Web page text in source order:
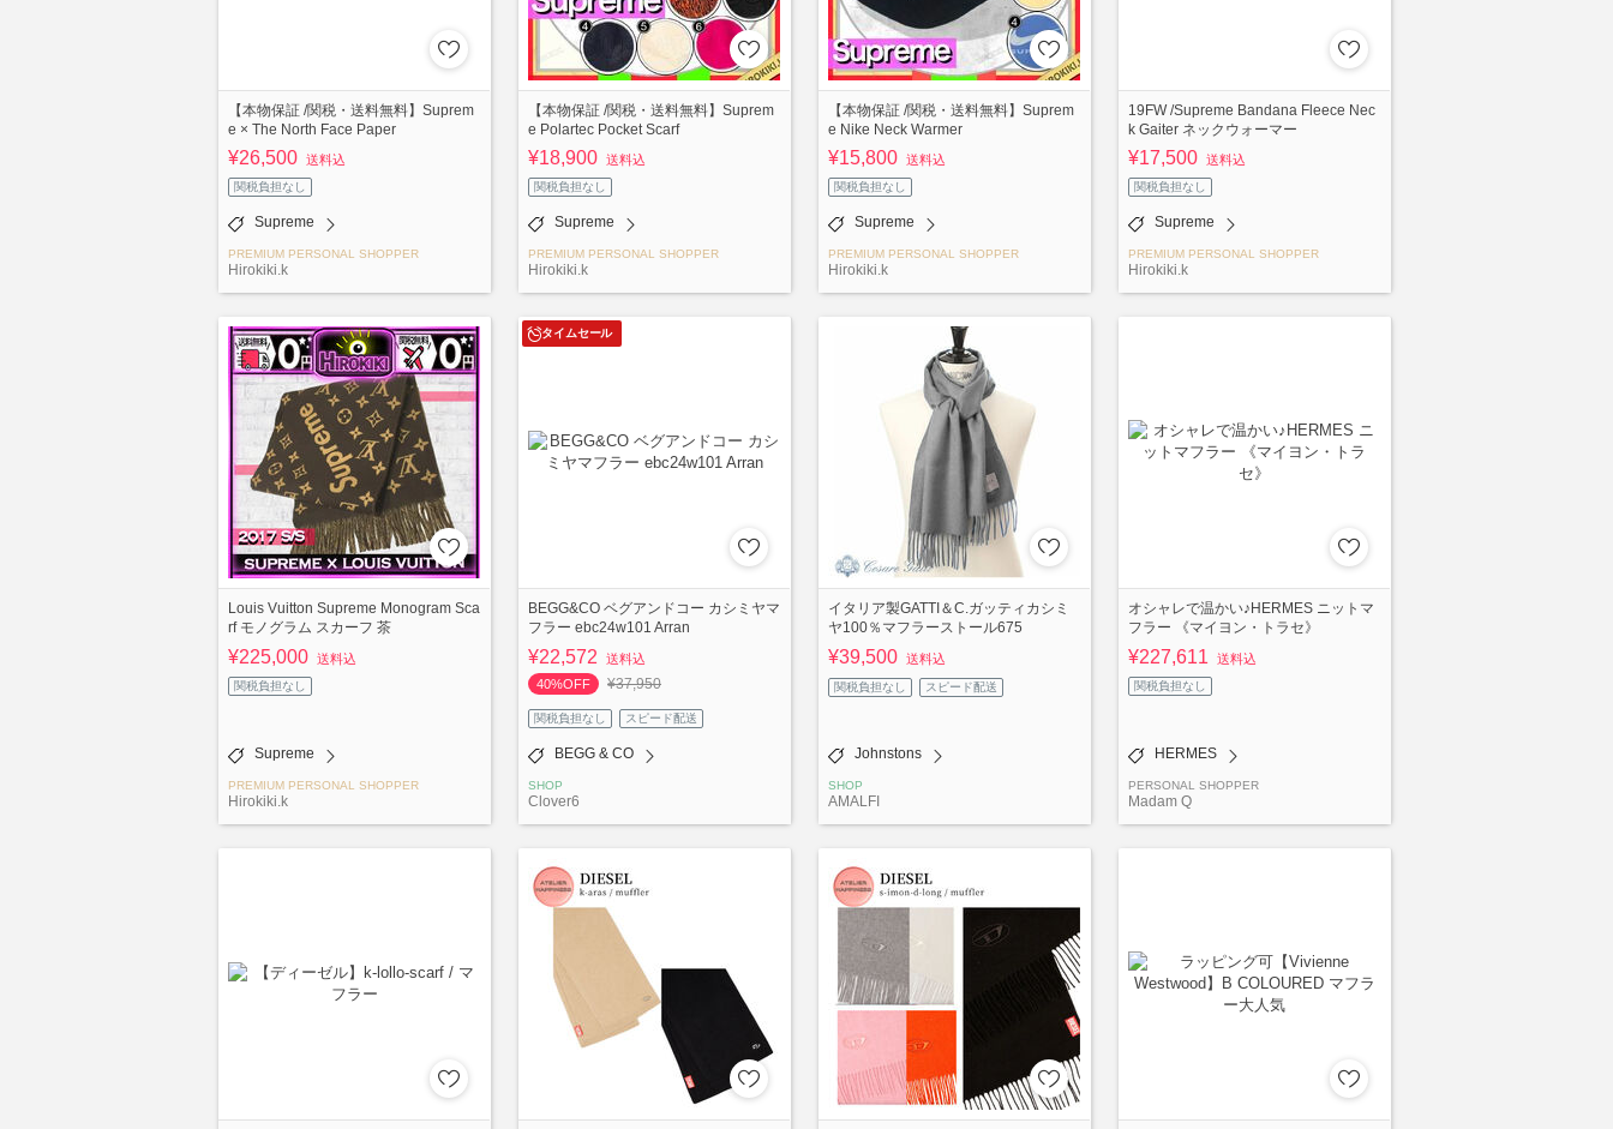
【本物保証 /関税・送料無料】Suprem
e × The North Face Paper
¥26,500 送料込
関税負担なし
Supreme
PREMIUM PERSONAL SHOPPER
Hirokiki.k
【本物保証 /関税・送料無料】Suprem
e Polartec Pocket Scarf
¥18,900 送料込
関税負担なし
Supreme
PREMIUM PERSONAL SHOPPER
Hirokiki.k
【本物保証 /関税・送料無料】Suprem
e Nike Neck Warmer
¥15,800 送料込
関税負担なし
Supreme
PREMIUM PERSONAL SHOPPER
Hirokiki.k
19FW /Supreme Bandana Fleece Nec
k Gaiter ネックウォーマー
¥17,500 送料込
関税負担なし
Supreme
PREMIUM PERSONAL SHOPPER
Hirokiki.k
Louis Vuitton Supreme Monogram Sca
rf モノグラム スカーフ 茶
¥225,000 送料込
関税負担なし
Supreme
PREMIUM PERSONAL SHOPPER
Hirokiki.k
タイムセール
BEGG&CO ベグアンドコー カシミヤマ
フラー ebc24w101 Arran
¥22,572
送料込
40%OFF
¥37,950
関税負担なし スピード配送
BEGG & CO
SHOP
Clover6
イタリア製GATTI＆C.ガッティカシミ
ヤ100％マフラーストール675
¥39,500 送料込
関税負担なし スピード配送
Johnstons
SHOP
AMALFI
オシャレで温かい♪HERMES ニットマ
フラー 《マイヨン・トラセ》
¥227,611 送料込
関税負担なし
HERMES
PERSONAL SHOPPER
Madam Q